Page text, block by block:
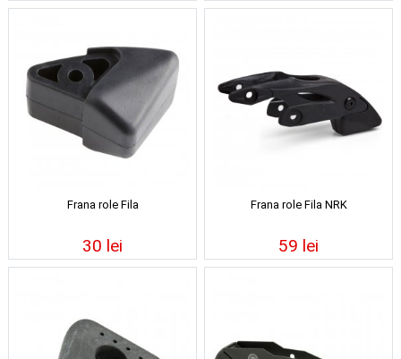
Frana role Fila
30 lei
Frana role Fila NRK
59 lei